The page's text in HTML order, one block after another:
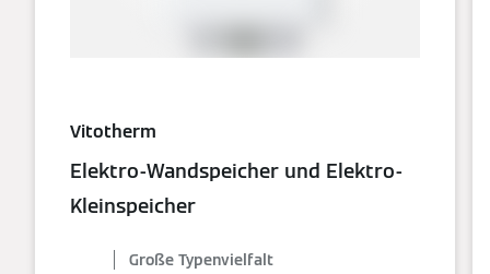
Vitotherm
Elektro-Wandspeicher und Elektro-
Kleinspeicher
Große Typenvielfalt